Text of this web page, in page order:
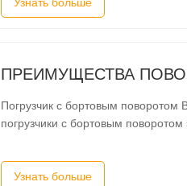
ПРЕИМУЩЕСТВА
Погрузчик с бортовым поворотом
погрузчики с бортовым
вращательного движения.
Узнать больше